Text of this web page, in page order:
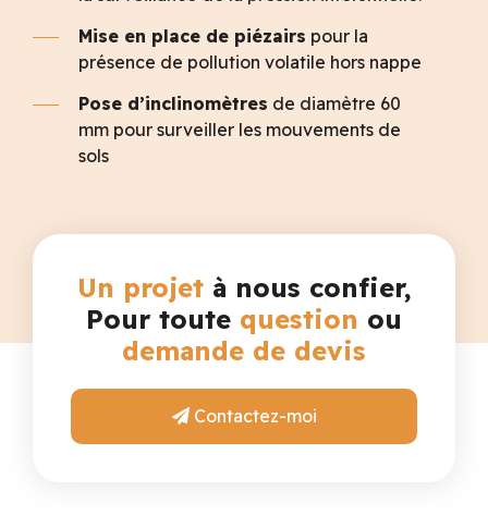
Mise en place de piézairs pour la
présence de pollution volatile hors nappe
Pose d’inclinomètres de diamètre 60
mm pour surveiller les mouvements de
sols
Un projetà nous confier,
Pour toute question ou
demande de devis
Contactez-moi